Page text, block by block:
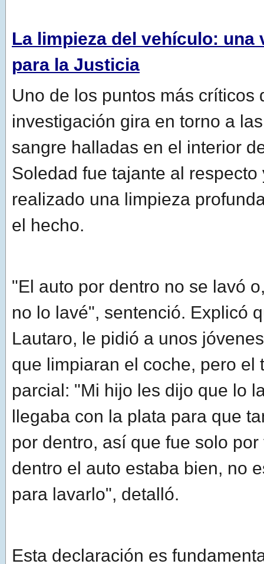
La limpieza del vehículo: una
para la Justicia
Uno de los puntos más críticos
investigación gira en torno a
sangre halladas en el interior
Soledad fue tajante al respecto
realizado una limpieza
el hecho.
"El auto por dentro no se lavó
no lo lavé", sentenció. Explicó
Lautaro, le pidió a unos
que limpiaran el coche, pero el
parcial: "Mi hijo les dijo que lo
llegaba con la plata para que
por dentro, así que fue solo por
dentro el auto estaba bien, no
para lavarlo", detalló.
Esta declaración es